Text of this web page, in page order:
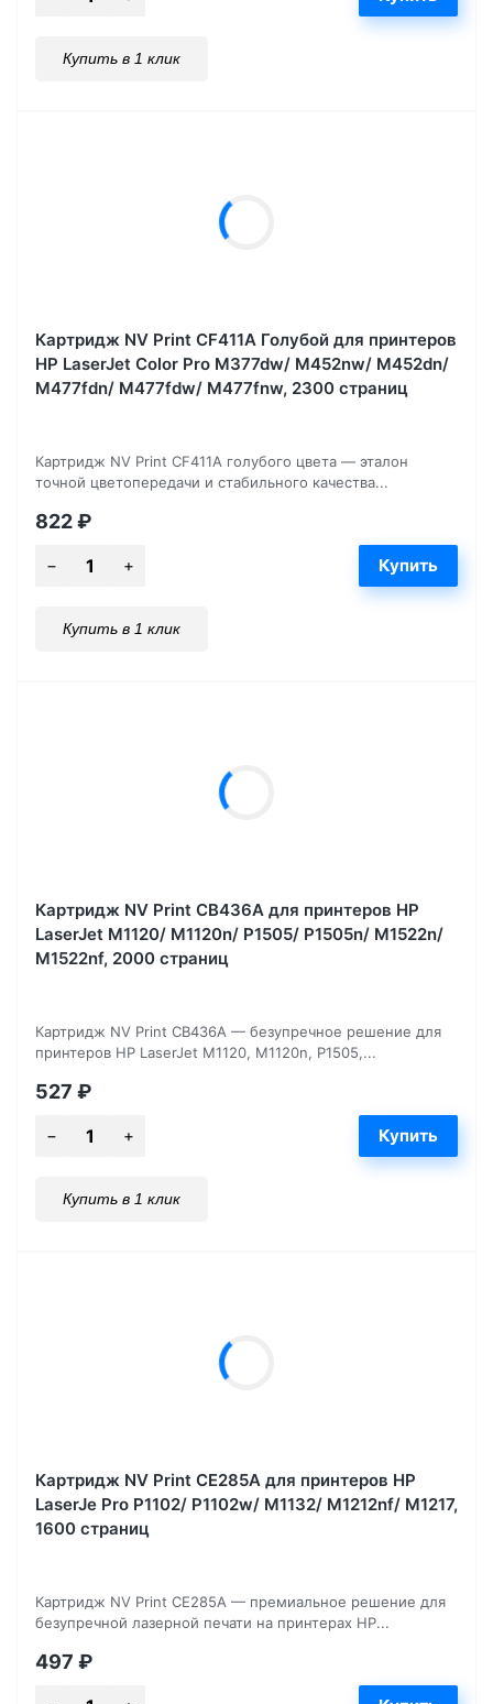
Купить в 1 клик
Картридж NV Print CF411A Голубой для принтеров
HP LaserJet Color Pro M377dw/ M452nw/ M452dn/
M477fdn/ M477fdw/ M477fnw, 2300 страниц
Картридж NV Print CF411A голубого цвета — эталон
точной цветопередачи и стабильного качества...
822₽
Купить в 1 клик
Картридж NV Print CB436A для принтеров HP
LaserJet M1120/ M1120n/ P1505/ P1505n/ M1522n/
M1522nf, 2000 страниц
Картридж NV Print CB436A — безупречное решение для
принтеров HP LaserJet M1120, M1120n, P1505,...
527 ₽
Купить в 1 клик
Картридж NV Print CE285A для принтеров HP
LaserJe Pro P1102/ P1102w/ M1132/ M1212nf/ М1217,
1600 страниц
Картридж NV Print CE285A — премиальное решение для
безупречной лазерной печати на принтерах HP...
497 ₽